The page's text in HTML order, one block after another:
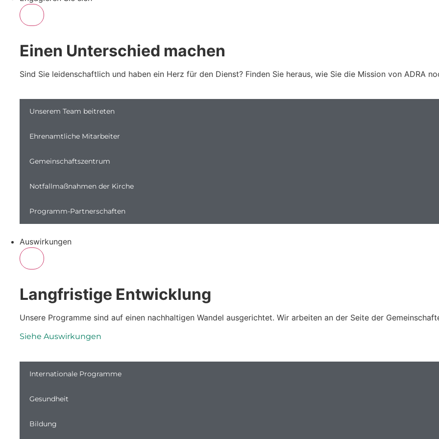
Einen Unterschied machen
Sind Sie leidenschaftlich und haben ein Herz für den Dienst? Finden Sie heraus, wie Sie die Mission von ADRA
Unserem Team beitreten
Ehrenamtliche Mitarbeiter
Gemeinschaftszentrum
Notfallmaßnahmen der Kirche
Programm-Partnerschaften
Auswirkungen
Langfristige Entwicklung
Unsere Programme sind auf einen nachhaltigen Wandel ausgerichtet. Wir arbeiten an der Seite der
Siehe Auswirkungen
Internationale Programme
Gesundheit
Bildung